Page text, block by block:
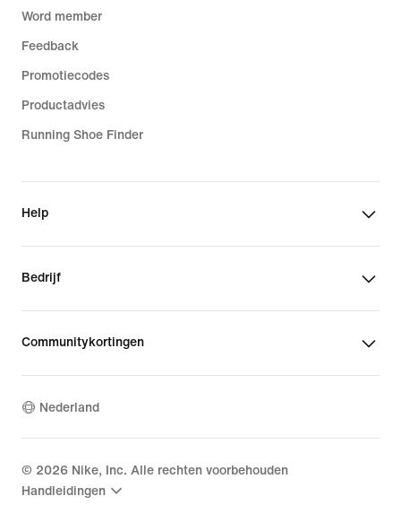
Word member
Feedback
Promotiecodes
Productadvies
Running Shoe Finder
Help
Bedrijf
Communitykortingen
Nederland
© 2026 Nike, Inc. Alle rechten voorbehouden
Handleidingen